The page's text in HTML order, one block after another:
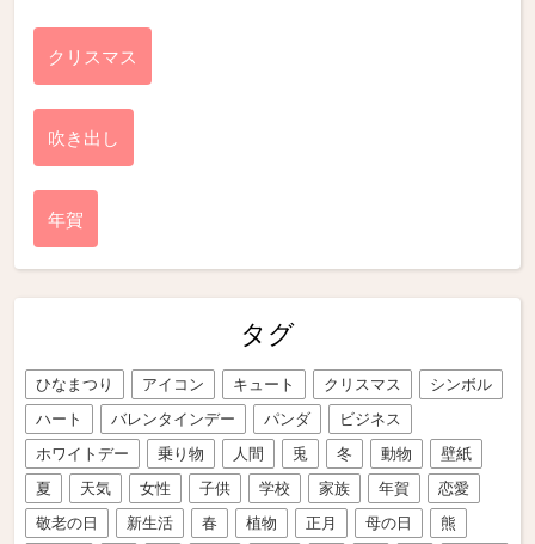
クリスマス
吹き出し
年賀
タグ
ひなまつり アイコン キュート クリスマス
シンボル
ハート
バレンタインデー パンダ
ビジネス
ホワイトデー
乗り物 人間 兎 冬 動物
壁紙
夏
天気 女性 子供 学校 家族 年賀
恋愛
敬老の日
新生活 春 植物 正月 母の日
熊